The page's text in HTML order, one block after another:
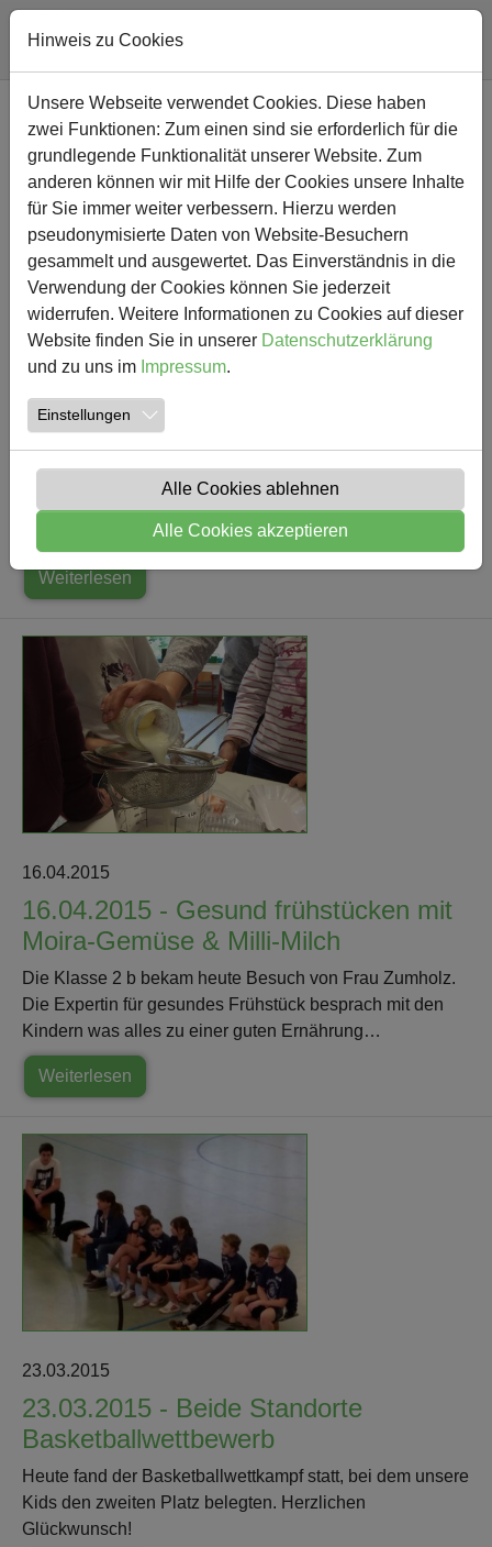
NEWS
12.11.2015
Adventssingen 2015
An den 4 Adventsmontagen wird an der Josefschule und
der Südschule gesungen. Um 8 Uhr geht es los und
jeder, der möchte, ist dazu eingeladen!
Weiterlesen
16.04.2015
16.04.2015 - Gesund frühstücken mit
Moira-Gemüse & Milli-Milch
Die Klasse 2 b bekam heute Besuch von Frau Zumholz.
Die Expertin für gesundes Frühstück besprach mit den
Kindern was alles zu einer guten Ernährung…
Weiterlesen
23.03.2015
23.03.2015 - Beide Standorte
Basketballwettbewerb
Heute fand der Basketballwettkampf statt, bei dem unsere
Kids den zweiten Platz belegten. Herzlichen
Glückwunsch!
Hinweis zu Cookies
Unsere Webseite verwendet Cookies. Diese haben
zwei Funktionen: Zum einen sind sie erforderlich für die
grundlegende Funktionalität unserer Website. Zum
anderen können wir mit Hilfe der Cookies unsere Inhalte
für Sie immer weiter verbessern. Hierzu werden
pseudonymisierte Daten von Website-Besuchern
gesammelt und ausgewertet. Das Einverständnis in die
Verwendung der Cookies können Sie jederzeit
widerrufen. Weitere Informationen zu Cookies auf dieser
Website finden Sie in unserer Datenschutzerklärung
und zu uns im Impressum.
Einstellungen
Alle Cookies ablehnen
Alle Cookies akzeptieren